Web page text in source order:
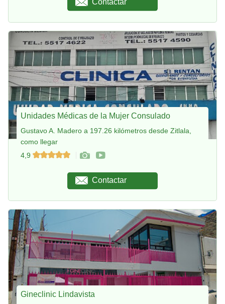
Contactar
Unidades Médicas de la Mujer Consulado
Gustavo A. Madero a 197.26 kilómetros desde Zitlala,
como llegar
4,9
Contactar
Gineclinic Lindavista